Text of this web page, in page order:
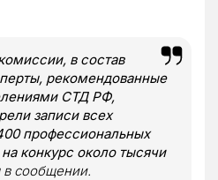
в состав
рекомендованные
СТД РФ,
записи всех
профессиональных
конкурс около тысячи
в сообщении.